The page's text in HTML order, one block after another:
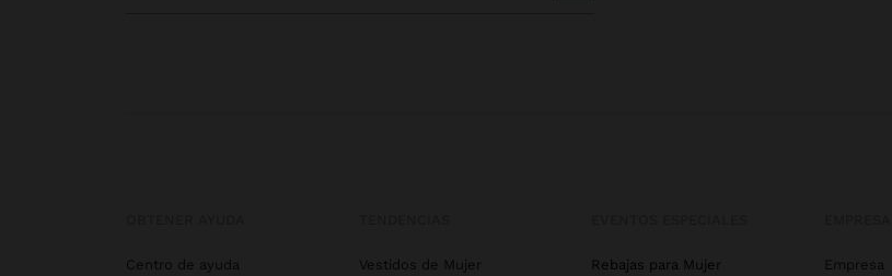
Centro de ayuda Vestidos de Mujer Rebajas para Mujer Empresa